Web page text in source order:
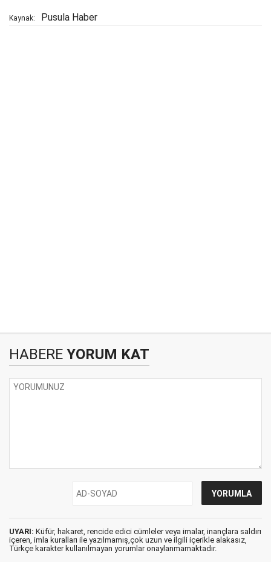
Kaynak: Pusula Haber
HABERE YORUM KAT
UYARI: Küfür, hakaret, rencide edici cümleler veya imalar, inançlara saldırı
içeren, imla kuralları ile yazılmamış,çok uzun ve ilgili içerikle alakasız,
Türkçe karakter kullanılmayan yorumlar onaylanmamaktadır.